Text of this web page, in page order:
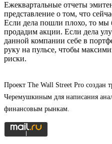
Ежеквартальные отчеты
представление о том, что
Если дела пошли плохо, то мы
продадим акции. Если дела
данной компании себе в
руку на пульсе, чтобы
риски.
Проект The Wall Street Pro создан
Черемушкиным для написания
финансовым рынкам.